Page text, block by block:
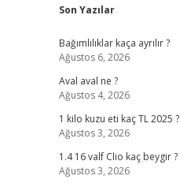
Sidebar
Son Yazılar
Bağımlılıklar kaça ayrılır ?
Ağustos 6, 2026
Aval aval ne ?
Ağustos 4, 2026
1 kilo kuzu eti kaç TL 2025 ?
Ağustos 3, 2026
1.4 16 valf Clio kaç beygir ?
Ağustos 3, 2026